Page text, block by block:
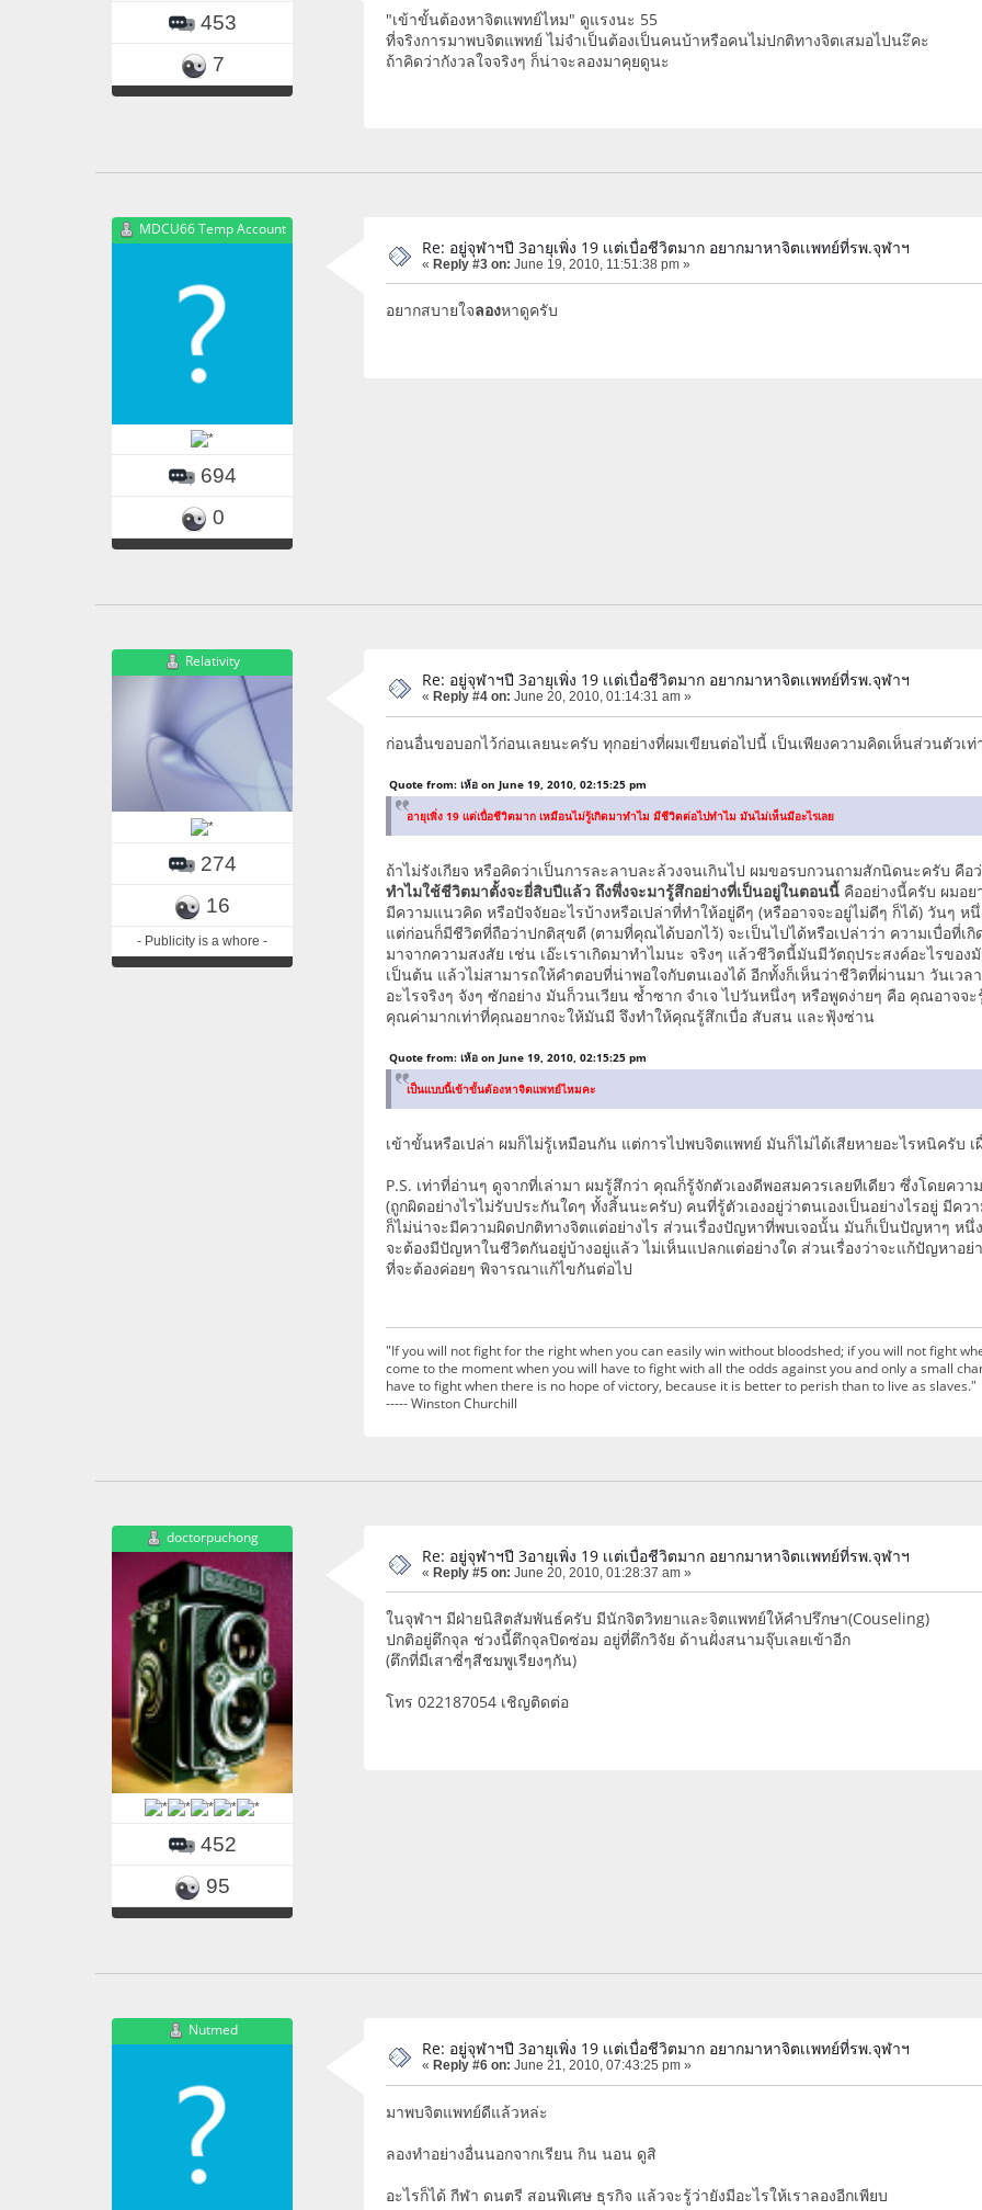
453
7
"เข้าขั้นต้องหาจิตแพทย์ไหม" ดูแรงนะ 55
ที่จริงการมาพบจิตแพทย์ ไม่จำเป็นต้องเป็นคนบ้าหรือคนไม่ปกติทางจิตเสมอไปนะึคะ
ถ้าคิดว่ากังวลใจจริงๆ ก็น่าจะลองมาคุยดูนะ
MDCU66 Temp Account
694
0
Re: อยู่จุฬาฯปี 3อายุเพิ่ง 19 เเต่เบื่อชีวิตมาก อยากมาหาจิตเเพทย์ที่รพ.จุฬาฯ
« Reply #3 on: June 19, 2010, 11:51:38 pm »
อยากสบายใจลองหาดูครับ
Relativity
274
16
- Publicity is a whore -
Re: อยู่จุฬาฯปี 3อายุเพิ่ง 19 เเต่เบื่อชีวิตมาก อยากมาหาจิตเเพทย์ที่รพ.จุฬาฯ
« Reply #4 on: June 20, 2010, 01:14:31 am »
ก่อนอื่นขอบอกไว้ก่อนเลยนะครับ ทุกอย่างที่ผมเขียนต่อไปนี้ เป็นเพียงความคิดเห็นส่วนตัวเ
Quote from: เห้อ on June 19, 2010, 02:15:25 pm
อายุเพิ่ง 19 เเต่เบื่อชีวิตมาก เหมือนไม่รู้เกิดมาทำไม มีชีวิตต่อไปทำไม มันไม่เห็นมีอะไรเลย
ถ้าไม่รังเกียจ หรือคิดว่าเป็นการละลาบละล้วงจนเกินไป ผมขอรบกวนถามสักนิดนะครับ คือ
ทำไมใช้ชีวิตมาตั้งจะยี่สิบปีแล้ว ถึงพึ่งจะมารู้สึกอย่างที่เป็นอยู่ในตอนนี้ คืออย่างนี้ครับ ผมอ
มีความแนวคิด หรือปัจจัยอะไรบ้างหรือเปล่าที่ทำให้อยู่ดีๆ (หรืออาจจะอยู่ไม่ดีๆ ก็ได้) วันๆ
แต่ก่อนก็มีชีวิตที่ถือว่าปกติสุขดี (ตามที่คุณได้บอกไว้) จะเป็นไปได้หรือเปล่าว่า ความเบื่อที่เ
มาจากความสงสัย เช่น เอ๊ะเราเกิดมาทำไมนะ จริงๆ แล้วชีวิตนี้มันมีวัตถุประสงค์อะไรขอ
เป็นต้น แล้วไม่สามารถให้คำตอบที่น่าพอใจกับตนเองได้ อีกทั้งก็เห็นว่าชีวิตที่ผ่านมา วันเว
อะไรจริงๆ จังๆ ซักอย่าง มันก็วนเวียน ซ้ำซาก จำเจ ไปวันหนึ่งๆ หรือพูดง่ายๆ คือ คุณอาจ
คุณค่ามากเท่าที่คุณอยากจะให้มันมี จึงทำให้คุณรู้สึกเบื่อ สับสน และฟุ้งซ่าน
Quote from: เห้อ on June 19, 2010, 02:15:25 pm
เป็นเเบบนี้เข้าขั้นต้องหาจิตเเพทย์ไหมคะ
เข้าขั้นหรือเปล่า ผมก็ไม่รู้เหมือนกัน แต่การไปพบจิตแพทย์ มันก็ไม่ได้เสียหายอะไรหนิครับ เ
P.S. เท่าที่อ่านๆ ดูจากที่เล่ามา ผมรู้สึกว่า คุณก็รู้จักตัวเองดีพอสมควรเลยทีเดียว ซึ่งโดยคว
(ถูกผิดอย่างไรไม่รับประกันใดๆ ทั้งสิ้นนะครับ) คนที่รู้ตัวเองอยู่ว่าตนเองเป็นอย่างไรอยู่ มีคว
ก็ไม่น่าจะมีความผิดปกติทางจิตแต่อย่างไร ส่วนเรื่องปัญหาที่พบเจอนั้น มันก็เป็นปัญหาๆ หนึ่
จะต้องมีปัญหาในชีวิตกันอยู่บ้างอยู่แล้ว ไม่เห็นแปลกแต่อย่างใด ส่วนเรื่องว่าจะแก้ปัญหาอย่
ที่จะต้องค่อยๆ พิจารณาแก้ไขกันต่อไป
"If you will not fight for the right when you can easily win without bloodshed; if you will not fight
come to the moment when you will have to fight with all the odds against you and only a small
have to fight when there is no hope of victory, because it is better to perish than to live as slaves."
----- Winston Churchill
doctorpuchong
452
95
Re: อยู่จุฬาฯปี 3อายุเพิ่ง 19 เเต่เบื่อชีวิตมาก อยากมาหาจิตเเพทย์ที่รพ.จุฬาฯ
« Reply #5 on: June 20, 2010, 01:28:37 am »
ในจุฬาฯ มีฝ่ายนิสิตสัมพันธ์ครับ มีนักจิตวิทยาและจิตแพทย์ให้คำปรึกษา(Couseling)
ปกติอยู่ตึกจุล ช่วงนี้ตึกจุลปิดซ่อม อยู่ที่ตึกวิจัย ด้านฝั่งสนามจุ๊บเลยเข้าอีก
(ตึกที่มีเสาซี่ๆสีชมพูเรียงๆกัน)
โทร 022187054 เชิญติดต่อ
Nutmed
Re: อยู่จุฬาฯปี 3อายุเพิ่ง 19 เเต่เบื่อชีวิตมาก อยากมาหาจิตเเพทย์ที่รพ.จุฬาฯ
« Reply #6 on: June 21, 2010, 07:43:25 pm »
มาพบจิตแพทย์ดีแล้วหล่ะ
ลองทำอย่างอื่นนอกจากเรียน กิน นอน ดูสิ
อะไรก็ได้ กีฬา ดนตรี สอนพิเศษ ธุรกิจ แล้วจะรู้ว่ายังมีอะไรให้เราลองอีกเพียบ